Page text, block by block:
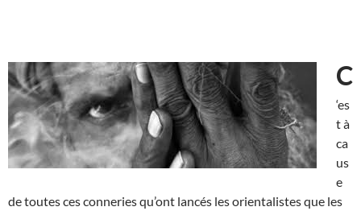
C
‘es
t à
ca
us
e
de toutes ces conneries qu’ont lancés les orientalistes que les